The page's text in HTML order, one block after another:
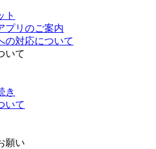
ト
プリのご案内
の対応について
いて
き
いて
願い